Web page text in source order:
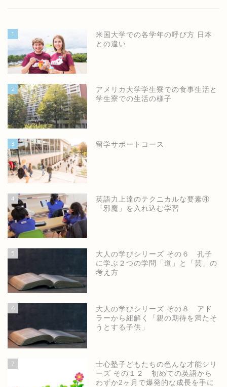
1
米国大学での各学年の呼び方 日本
との違い
2
アメリカ大学学生寮での食事生活と
学生寮での生活の様子
3 留学サポートコース
4
英語力上達のテクニカルな要素④
「邪魔」を入れ込む学習
5
大人の学びシリーズ その６ 孔子
に学ぶ２つの学問「道」と「芸」の
考え方
6
大人の学びシリーズ その８ アド
ラーから紐解く「親の期待を満たそ
うとする子供」
7
士心塾子どもたちの色んな才能シリ
ーズ その１２ 初めての英語から
わずか2ヶ月で爆発的な成長を手に